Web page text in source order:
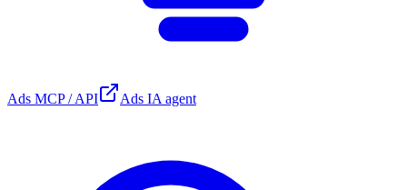
Ads MCP / API Ads IA agent